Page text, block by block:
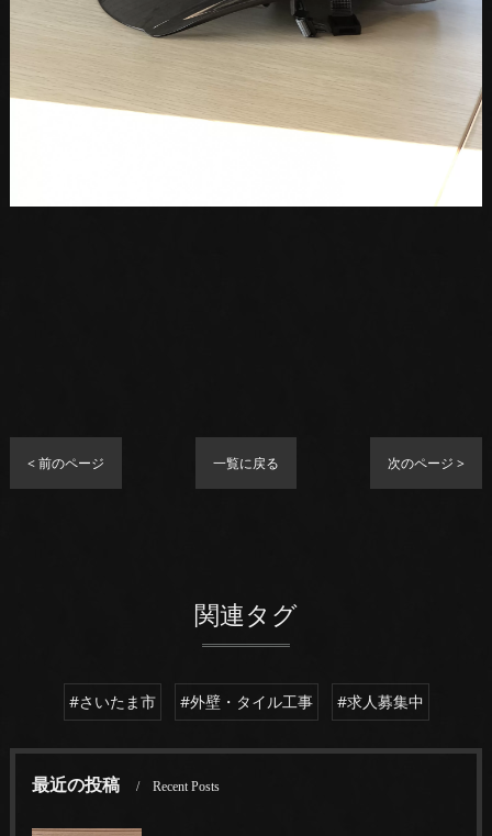
< 前のページ 一覧に戻る 次のページ >
関連タグ
#さいたま市 #外壁・タイル工事 #求人募集中
最近の投稿 Recent Posts